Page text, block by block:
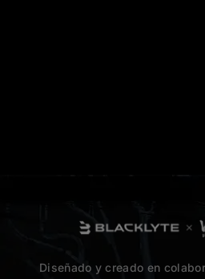
Diseñado y creado en